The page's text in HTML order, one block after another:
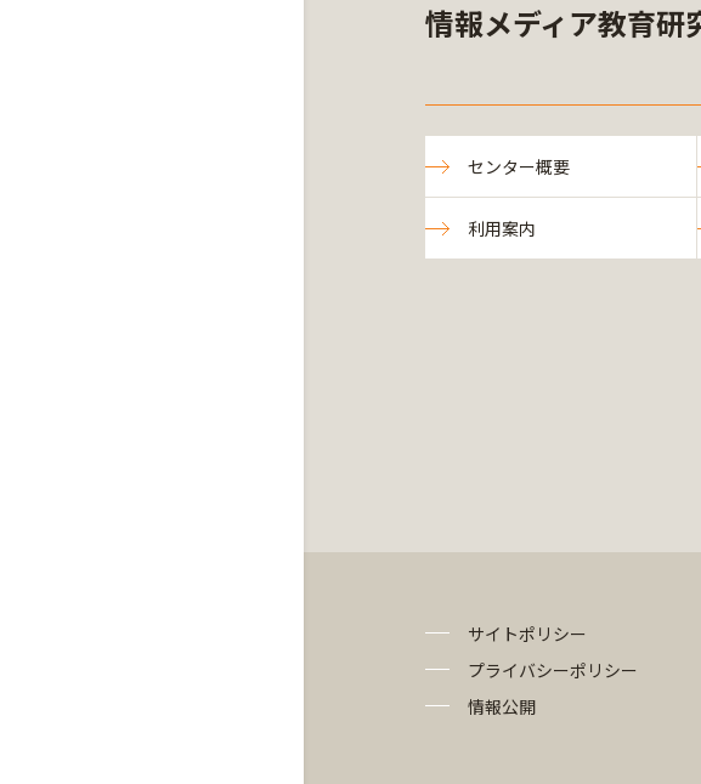
情報メディア教育研
センター概要
利用案内
サイトポリシー
プライバシーポリシー
情報公開